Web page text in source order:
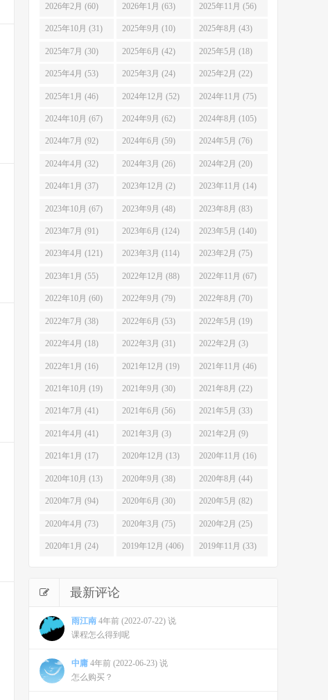
2026年2月 (60) 2026年1月 (63) 2025年11月 (56)
2025年10月 (31) 2025年9月 (10) 2025年8月 (43)
2025年7月 (30) 2025年6月 (42) 2025年5月 (18)
2025年4月 (53) 2025年3月 (24) 2025年2月 (22)
2025年1月 (46) 2024年12月 (52) 2024年11月 (75)
2024年10月 (67) 2024年9月 (62) 2024年8月 (105)
2024年7月 (92) 2024年6月 (59) 2024年5月 (76)
2024年4月 (32) 2024年3月 (26) 2024年2月 (20)
2024年1月 (37) 2023年12月 (2) 2023年11月 (14)
2023年10月 (67) 2023年9月 (48) 2023年8月 (83)
2023年7月 (91) 2023年6月 (124) 2023年5月 (140)
2023年4月 (121) 2023年3月 (114) 2023年2月 (75)
2023年1月 (55) 2022年12月 (88) 2022年11月 (67)
2022年10月 (60) 2022年9月 (79) 2022年8月 (70)
2022年7月 (38) 2022年6月 (53) 2022年5月 (19)
2022年4月 (18) 2022年3月 (31) 2022年2月 (3)
2022年1月 (16) 2021年12月 (19) 2021年11月 (46)
2021年10月 (19) 2021年9月 (30) 2021年8月 (22)
2021年7月 (41) 2021年6月 (56) 2021年5月 (33)
2021年4月 (41) 2021年3月 (3) 2021年2月 (9)
2021年1月 (17) 2020年12月 (13) 2020年11月 (16)
2020年10月 (13) 2020年9月 (38) 2020年8月 (44)
2020年7月 (94) 2020年6月 (30) 2020年5月 (82)
2020年4月 (73) 2020年3月 (75) 2020年2月 (25)
2020年1月 (24) 2019年12月 (406) 2019年11月 (33)
最新评论
雨江南 4年前 (2022-07-22) 说
课程怎么得到呢
中庸 4年前 (2022-06-23) 说
怎么购买？